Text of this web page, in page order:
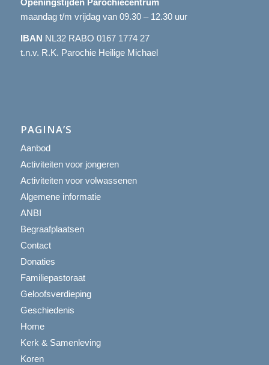
maandag t/m vrijdag van 09.30 – 12.30 uur
IBAN NL32 RABO 0167 1774 27
t.n.v. R.K. Parochie Heilige Michael
PAGINA’S
Aanbod
Activiteiten voor jongeren
Activiteiten voor volwassenen
Algemene informatie
ANBI
Begraafplaatsen
Contact
Donaties
Familiepastoraat
Geloofsverdieping
Geschiedenis
Home
Kerk & Samenleving
Koren